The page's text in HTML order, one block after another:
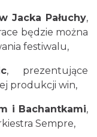
Żarkach
2026-08-29
Jacka Pałuchy,
będzie można
festiwalu,
, prezentujące
produkcji win,
i Bachantkami,
Sempre,